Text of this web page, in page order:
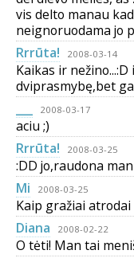
vis delto manau
neignoruodama jo
Rrrūta!
2008-03-14
Kaikas ir
dviprasmybę,bet
2008-03-17
aciu ;)
Rrrūta!
2008-03-25
:DD jo,raudona
Mi
2008-03-25
Kaip gražiai
Diana
2008-02-22
O tėti! Man tai